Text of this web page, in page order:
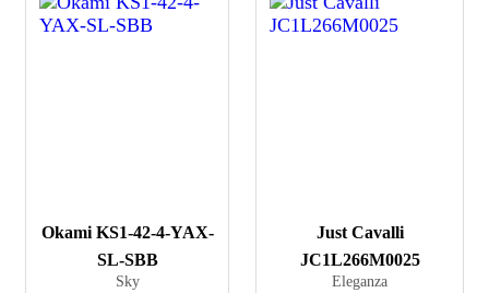
Okami KS1-42-4-YAX-
SL-SBB
Sky
Just Cavalli
JC1L266M0025
Eleganza